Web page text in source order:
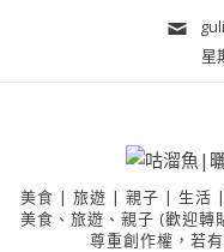
星
美食 | 旅遊 | 親子 | 生活
美食、旅遊、親子 (歡迎轉
尊重創作權，若